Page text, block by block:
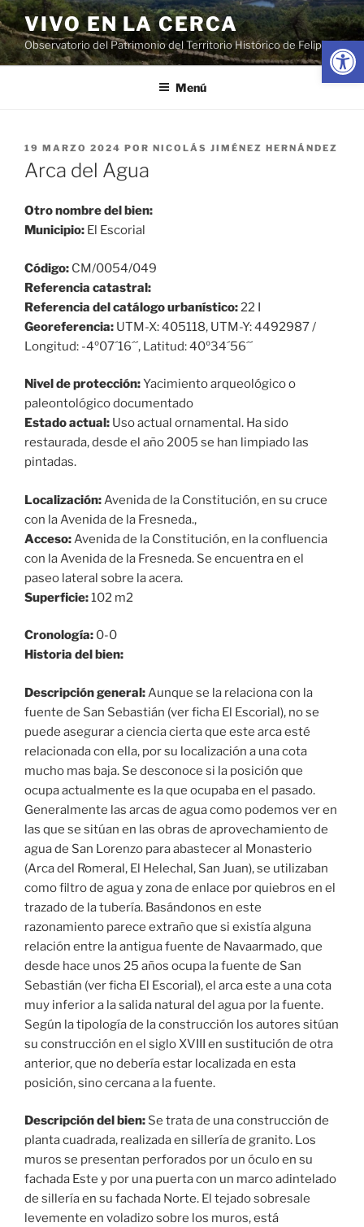
Abrir
Saltar
al
contenido
VIVO EN LA CERCA
Observatorio del Patrimonio del Territorio Histórico de Felipe II
Menú
PUBLICADO
EL
19 MARZO 2024 POR NICOLÁS JIMÉNEZ HERNÁNDEZ
Arca del Agua
Otro nombre del bien:
Municipio: El Escorial
Código: CM/0054/049
Referencia catastral:
Referencia del catálogo urbanístico:22 I
Georeferencia: UTM-X: 405118, UTM-Y: 4492987 /
Longitud: -4º07´16´´, Latitud: 40º34´56´´
Nivel de protección:Yacimiento arqueológico o
paleontológico documentado
Estado actual: Uso actual ornamental. Ha sido
restaurada, desde el año 2005 se han limpiado las
pintadas.
Localización:Avenida de la Constitución, en su cruce
con la Avenida de la Fresneda.,
Acceso:Avenida de la Constitución, en la confluencia
con la Avenida de la Fresneda. Se encuentra en el
paseo lateral sobre la acera.
Superficie:102 m2
Cronología: 0-0
Historia del bien:
Descripción general:Aunque se la relaciona con la
fuente de San Sebastián (ver ficha El Escorial), no se
puede asegurar a ciencia cierta que este arca esté
relacionada con ella, por su localización a una cota
mucho mas baja. Se desconoce si la posición que
ocupa actualmente es la que ocupaba en el pasado.
Generalmente las arcas de agua como podemos ver en
las que se sitúan en las obras de aprovechamiento de
agua de San Lorenzo para abastecer al Monasterio
(Arca del Romeral, El Helechal, San Juan), se utilizaban
como filtro de agua y zona de enlace por quiebros en el
trazado de la tubería. Basándonos en este
razonamiento parece extraño que si existía alguna
relación entre la antigua fuente de Navaarmado, que
desde hace unos 25 años ocupa la fuente de San
Sebastián (ver ficha El Escorial), el arca este a una cota
muy inferior a la salida natural del agua por la fuente.
Según la tipología de la construcción los autores sitúan
su construcción en el siglo XVIII en sustitución de otra
anterior, que no debería estar localizada en esta
posición, sino cercana a la fuente.
Descripción del bien: Se trata de una construcción de
planta cuadrada, realizada en sillería de granito. Los
muros se presentan perforados por un óculo en su
fachada Este y por una puerta con un marco adintelado
de sillería en su fachada Norte. El tejado sobresale
levemente en voladizo sobre los muros, está